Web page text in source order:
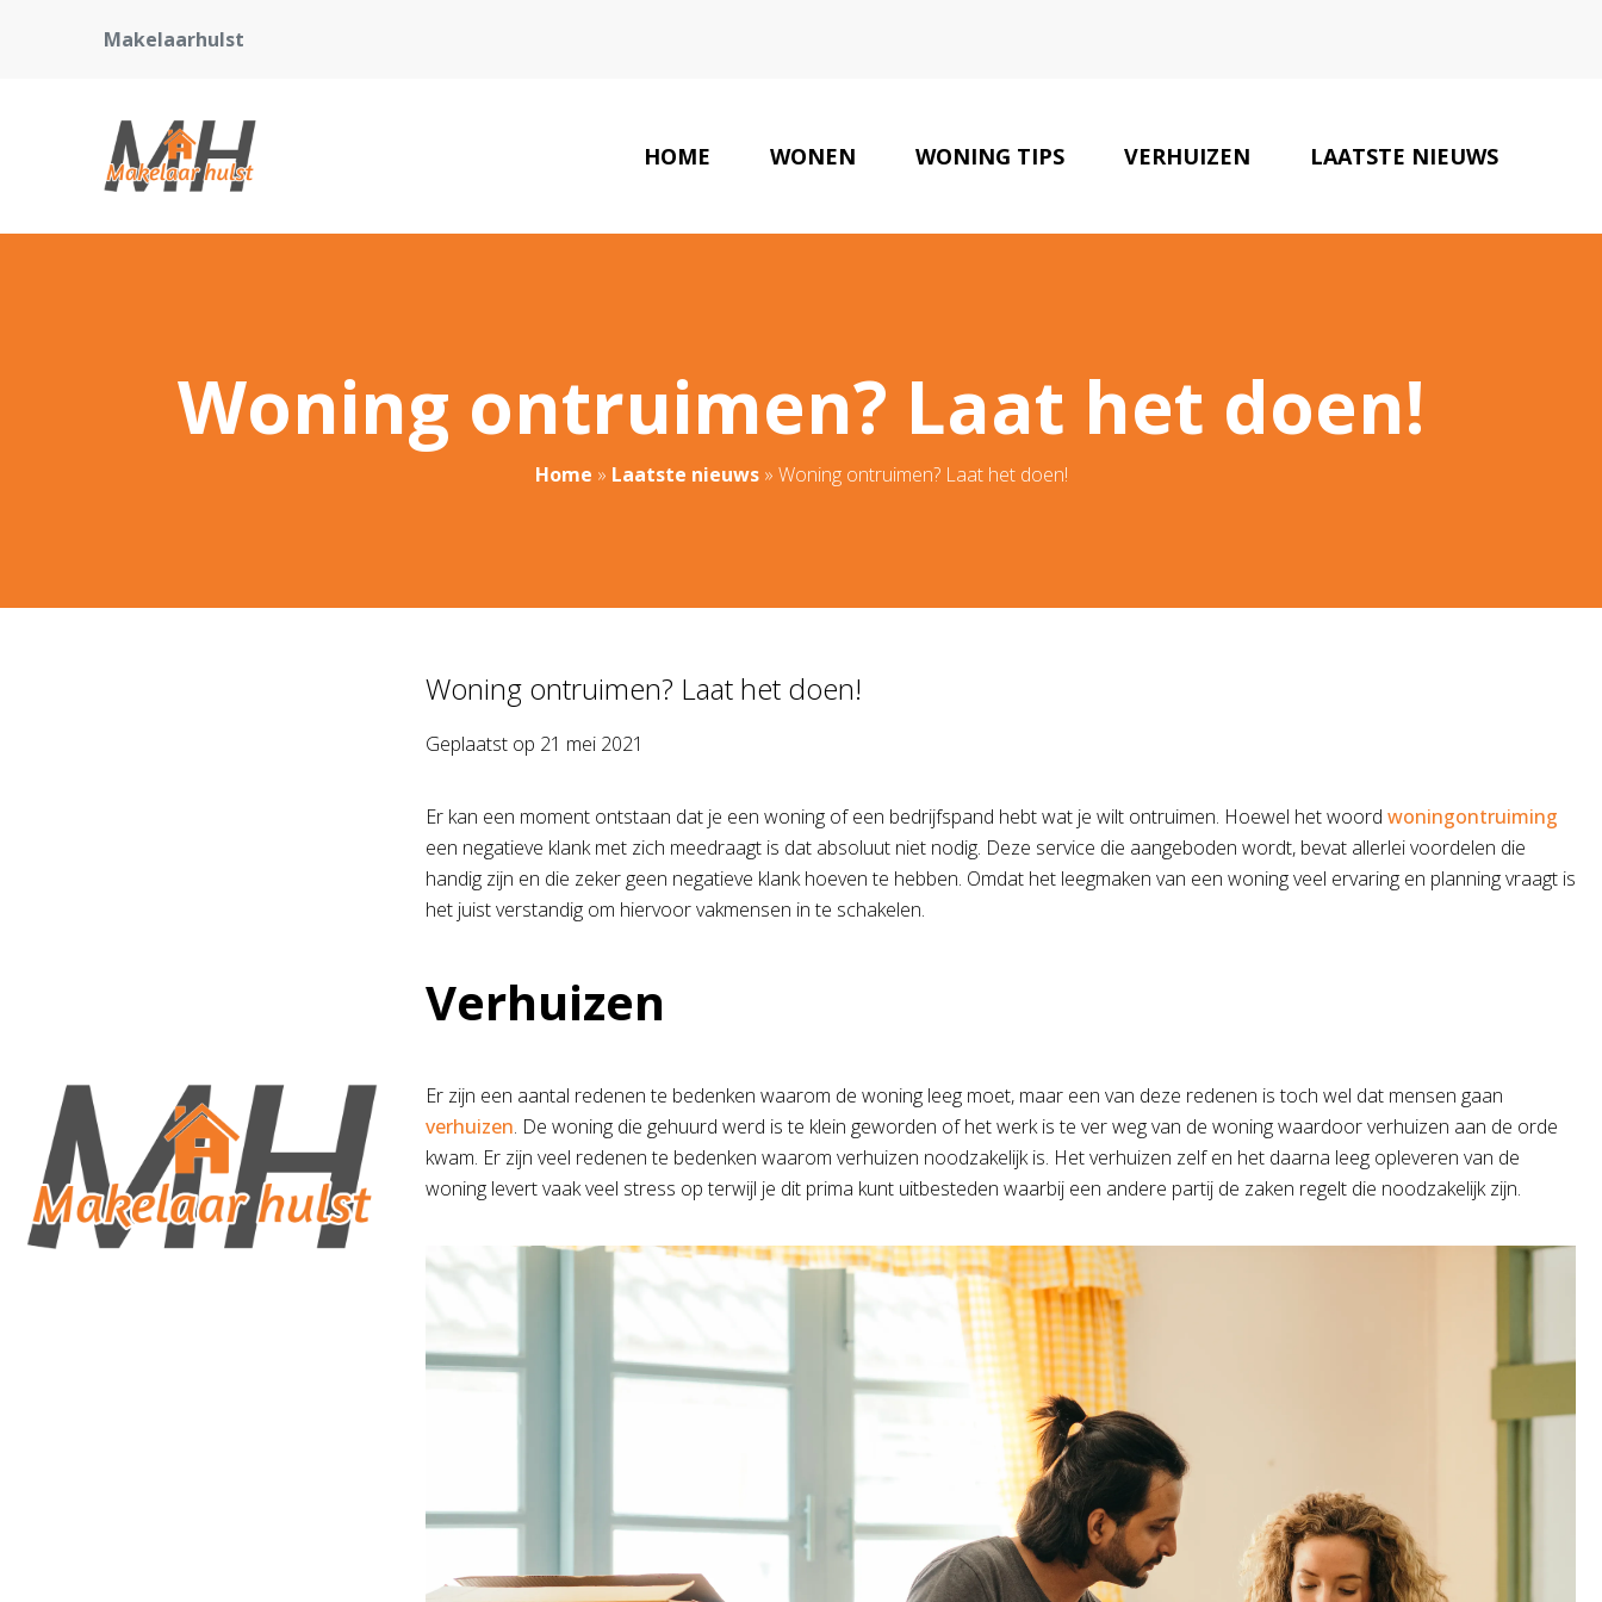
Makelaarhulst
HOME WONEN WONING TIPS VERHUIZEN LAATSTE NIEUWS
Woning ontruimen? Laat het doen!
Home » Laatste nieuws» Woning ontruimen? Laat het doen!
Woning ontruimen? Laat het doen!
Geplaatst op 21 mei 2021
Er kan een moment ontstaan dat je een woning of een bedrijfspand hebt wat je wilt ontruimen. Hoewel het woord woningontruiming
een negatieve klank met zich meedraagt is dat absoluut niet nodig. Deze service die aangeboden wordt, bevat allerlei voordelen die
handig zijn en die zeker geen negatieve klank hoeven te hebben. Omdat het leegmaken van een woning veel ervaring en planning vraagt is
het juist verstandig om hiervoor vakmensen in te schakelen.
Verhuizen
Er zijn een aantal redenen te bedenken waarom de woning leeg moet, maar een van deze redenen is toch wel dat mensen gaan
verhuizen. De woning die gehuurd werd is te klein geworden of het werk is te ver weg van de woning waardoor verhuizen aan de orde
kwam. Er zijn veel redenen te bedenken waarom verhuizen noodzakelijk is. Het verhuizen zelf en het daarna leeg opleveren van de
woning levert vaak veel stress op terwijl je dit prima kunt uitbesteden waarbij een andere partij de zaken regelt die noodzakelijk zijn.